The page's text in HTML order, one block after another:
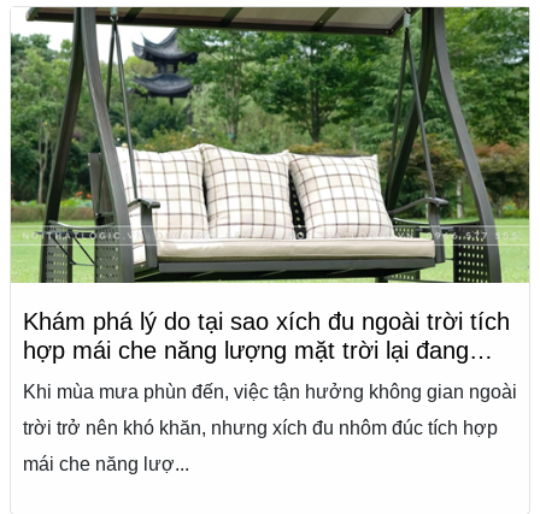
Khám phá lý do tại sao xích đu ngoài trời tích
hợp mái che năng lượng mặt trời lại đang
thịnh hành giữa không gian mùa mưa phùn
Khi mùa mưa phùn đến, việc tận hưởng không gian ngoài
trời trở nên khó khăn, nhưng xích đu nhôm đúc tích hợp
mái che năng lượ...